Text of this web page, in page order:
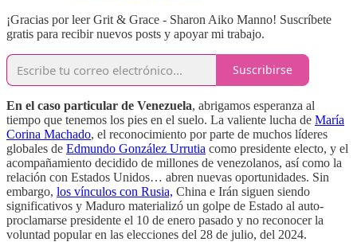
¡Gracias por leer Grit & Grace - Sharon Aiko Manno! Suscríbete
gratis para recibir nuevos posts y apoyar mi trabajo.
Suscribirse
En el caso particular de Venezuela, abrigamos esperanza al
tiempo que tenemos los pies en el suelo. La valiente lucha de María
Corina Machado, el reconocimiento por parte de muchos líderes
globales de Edmundo González Urrutia como presidente electo, y el
acompañamiento decidido de millones de venezolanos, así como la
relación con Estados Unidos… abren nuevas oportunidades. Sin
embargo, los vínculos con Rusia, China e Irán siguen siendo
significativos y Maduro materializó un golpe de Estado al auto-
proclamarse presidente el 10 de enero pasado y no reconocer la
voluntad popular en las elecciones del 28 de julio, del 2024.